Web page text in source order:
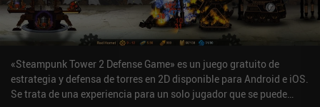
«Steampunk Tower 2 Defense Game» es un juego gratuito de
estrategia y defensa de torres en 2D disponible para Android e iOS.
Se trata de una experiencia para un solo jugador que se puede